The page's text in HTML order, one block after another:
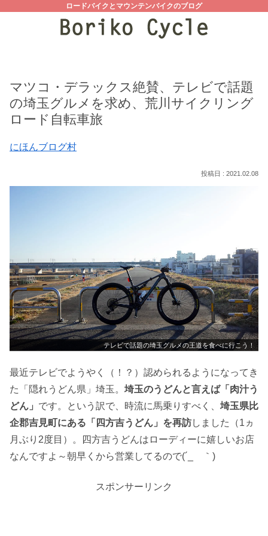
ロードバイクとマウンテンバイクのブログ
マツコ・デラックス絶賛、テレビで話題
の埼玉グルメを求め、荒川サイクリング
ロード自転車旅
にほんブログ村
2021.02.08
テレビで話題の埼玉グルメの王道を食べに行こう！
最近テレビでようやく（！？）認められるようになってき
た「隠れうどん県」埼玉。 埼玉のうどんと言えば「肉汁う
どん」 です。という訳で、時流に馬乗りすべく、 埼玉県比
企郡吉見町にある「四方吉うどん」を再訪しました（1ヵ
月ぶり2度目）。四方吉うどんはローディーに嬉しいお店
なんですよ～朝早くから営業してるので(´_ゝ｀)
スポンサーリンク